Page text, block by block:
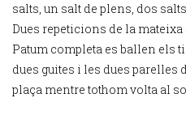
salts, un salt de plens, dos
Dues repeticions de la mateixa
Patum completa es ballen els
dues guites i les dues parelles
plaça mentre tothom volta al